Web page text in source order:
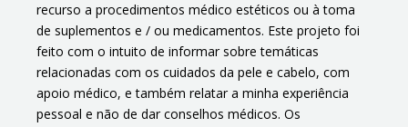
recurso a procedimentos médico estéticos ou à toma
de suplementos e / ou medicamentos. Este projeto foi
feito com o intuito de informar sobre temáticas
relacionadas com os cuidados da pele e cabelo, com
apoio médico, e também relatar a minha experiência
pessoal e não de dar conselhos médicos. Os